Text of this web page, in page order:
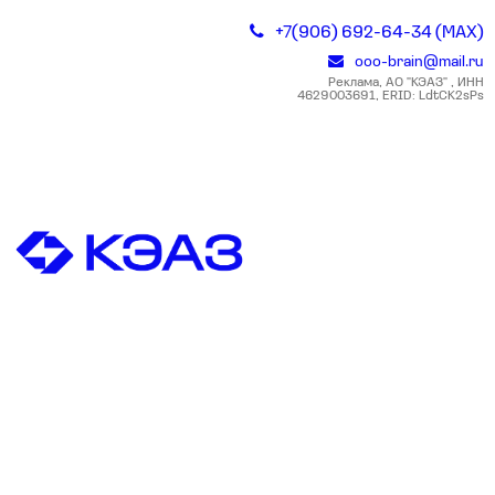
+7(906) 692-64-34 (MAX)
ooo-brain@mail.ru
Реклама, АО "КЭАЗ" , ИНН
4629003691, ERID: LdtCK2sPs